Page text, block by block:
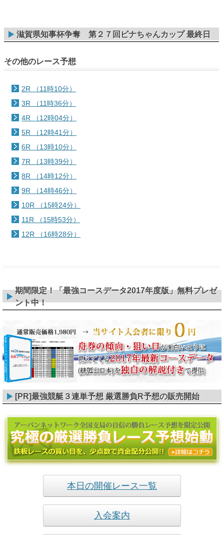
滋賀県知事杯争奪 第２７回ビナちゃんカップ 最終日
その他のレース予想
2R （11時10分）
3R （11時36分）
4R （12時04分）
5R （12時41分）
6R （13時10分）
7R （13時39分）
8R （14時12分）
9R （14時46分）
10R （15時24分）
11R （15時53分）
12R （16時28分）
期間限定！「最強コースデータ2017年度版」無料プレゼ
ント中！
[PR]最強競艇３連単予想 厳選勝負R予想の販売開始
本日の開催レース一覧
入会案内